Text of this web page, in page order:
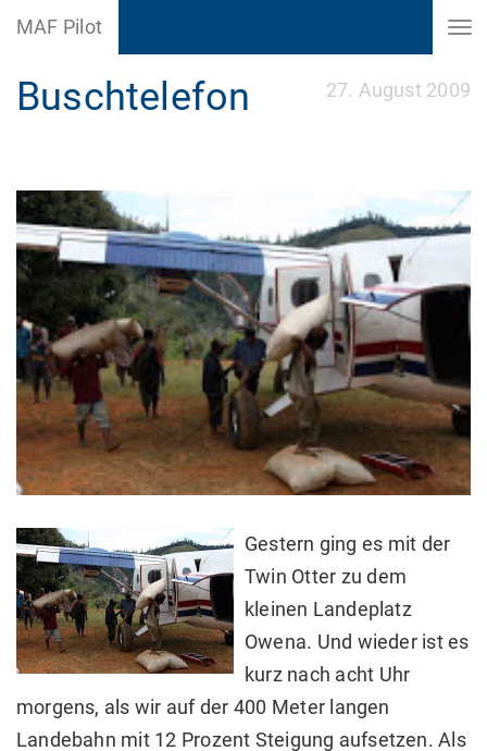
MAF Pilot
27. August 2009
Buschtelefon
Gestern ging es mit der
Twin Otter zu dem
kleinen Landeplatz
Owena. Und wieder ist es
kurz nach acht Uhr
morgens, als wir auf der 400 Meter langen
Landebahn mit 12 Prozent Steigung aufsetzen. Als